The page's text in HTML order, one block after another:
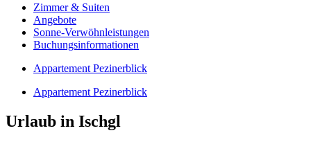
Zimmer & Suiten
Angebote
Sonne-Verwöhnleistungen
Buchungsinformationen
Appartement Pezinerblick
Appartement Pezinerblick
Urlaub in Ischgl